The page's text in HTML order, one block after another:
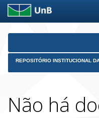
Skip
REPOSITÓRIO INSTITUCIONAL
Não há